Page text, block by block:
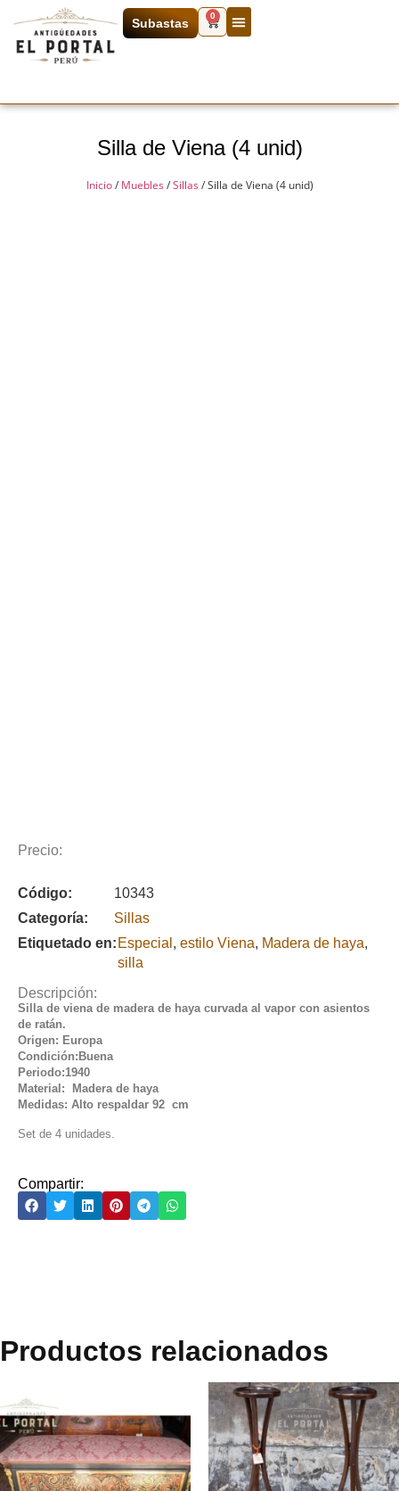
Subastas
0
Silla de Viena (4 unid)
Inicio/ Muebles /Sillas / Silla de Viena (4 unid)
Precio:
Código:
10343
Categoría:
Sillas
Etiquetado en: Especial ,estilo Viena, Madera de haya,
silla
Descripción:
Silla de viena de madera de haya curvada al vapor con asientos
de ratán.
Origen: Europa
Condición:Buena
Periodo:1940
Material: Madera de haya
Medidas: Alto respaldar 92 cm
Set de 4 unidades.
Compartir:
Productos relacionados